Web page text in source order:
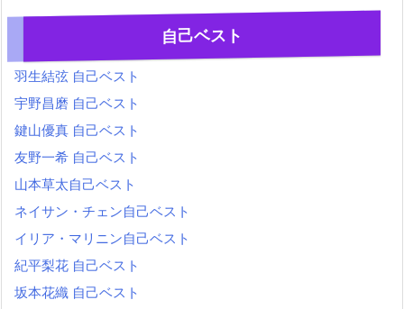
自己ベスト
羽生結弦 自己ベスト
宇野昌磨 自己ベスト
鍵山優真 自己ベスト
友野一希 自己ベスト
山本草太自己ベスト
ネイサン・チェン自己ベスト
イリア・マリニン自己ベスト
紀平梨花 自己ベスト
坂本花織 自己ベスト